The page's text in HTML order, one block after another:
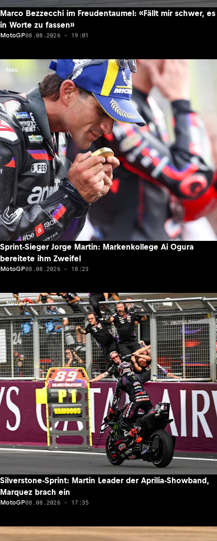
Marco Bezzecchi im Freudentaumel: «Fällt mir schwer, es
in Worte zu fassen»
MotoGP08.08.2026 - 19:01
Neu
Sprint-Sieger Jorge Martin: Markenkollege Ai Ogura
bereitete ihm Zweifel
MotoGP08.08.2026 - 18:23
Neu
Silverstone-Sprint: Martin Leader der Aprilia-Showband,
Marquez brach ein
MotoGP08.08.2026 - 17:35